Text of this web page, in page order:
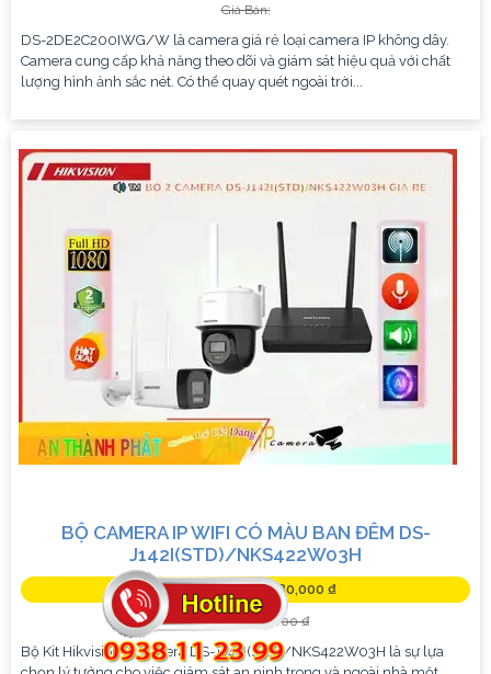
Giá Bán:
DS-2DE2C200IWG/W là camera giá rẻ loại camera IP không dây.
Camera cung cấp khả năng theo dõi và giám sát hiệu quả với chất
lượng hình ảnh sắc nét. Có thể quay quét ngoài trời...
BỘ CAMERA IP WIFI CÓ MÀU BAN ĐÊM DS-
J142I(STD)/NKS422W03H
Giá Khuyến Mại: 2,380,000 ₫
Giá Bán: 3,400,000 ₫
Bộ Kit Hikvision 2 Camera DS-J142I(STD)/NKS422W03H là sự lựa